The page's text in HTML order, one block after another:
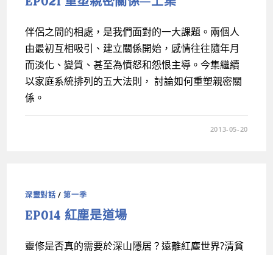
伴侶之間的相處，是我們面對的一大課題。兩個人
由最初互相吸引、建立關係開始，感情往往隨年月
而淡化、變質、甚至為憤怒和怨恨主導。今集繼續
以家庭系統排列的五大法則， 討論如何重塑親密關
係。
2013-05-20
深靈對話 /第一季
EP014 紅塵是道場
靈修是否真的需要於深山隱居？遠離紅塵世界?清貧